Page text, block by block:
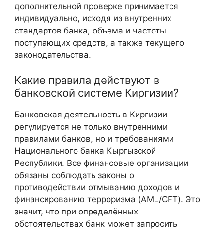
дополнительной проверке принимается
индивидуально, исходя из внутренних
стандартов банка, объема и частоты
поступающих средств, а также текущего
законодательства.
Какие правила действуют в
банковской системе Киргизии?
Банковская деятельность в Киргизии
регулируется не только внутренними
правилами банков, но и требованиями
Национального банка Кыргызской
Республики. Все финансовые организации
обязаны соблюдать законы о
противодействии отмыванию доходов и
финансированию терроризма (AML/CFT). Это
значит, что при определённых
обстоятельствах банк может запросить